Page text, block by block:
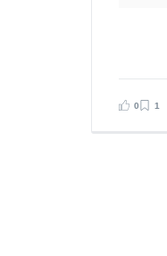
0 1